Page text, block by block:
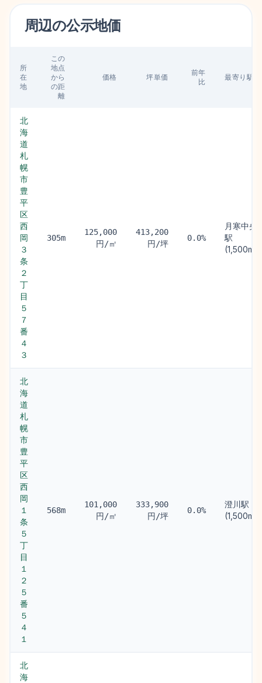
周辺の公示地価
所
在
地
この
地点
から
の距
離
価格 坪単価
前年
比
最寄り駅
北
海
道
札
幌
市
豊
平
区
西
岡
３
条
２
丁
目
５
７
番
４
３
305m
125,000
円/㎡
413,200
円/坪
0.0%
月寒中央
駅
(1,500m)
北
海
道
札
幌
市
豊
平
区
西
岡
１
条
５
丁
目
１
２
５
番
５
４
１
568m
101,000
円/㎡
333,900
円/坪
0.0%
澄川駅
(1,500m)
北
海